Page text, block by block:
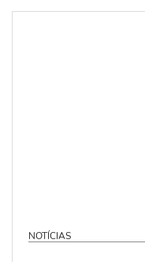
NOTÍCIAS